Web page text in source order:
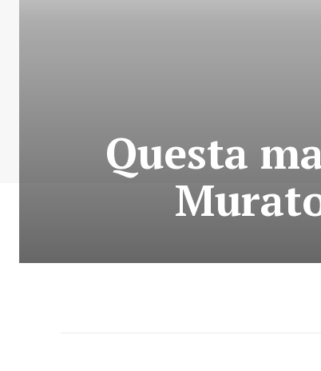
Questa